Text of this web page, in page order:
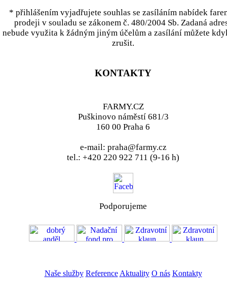
* přihlášením vyjadřujete souhlas se zasíláním nabídek
prodeji v souladu se zákonem č. 480/2004 Sb. Zadaná
nebude využita k žádným jiným účelům a zasílání můžete
zrušit.
KONTAKTY
FARMY.CZ
Puškinovo náměstí 681/3
160 00 Praha 6
e-mail: praha@farmy.cz
tel.: +420 220 922 711 (9-16 h)
Podporujeme
Naše služby Reference Aktuality O nás Kontakty